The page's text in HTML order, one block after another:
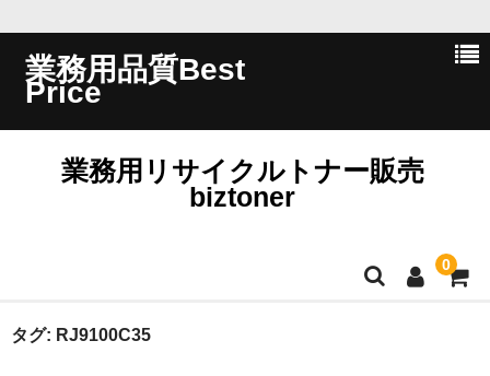
業務用品質Best
Price
業務用リサイクルトナー販売
biztoner
0
ホーム
タグ: RJ9100C35